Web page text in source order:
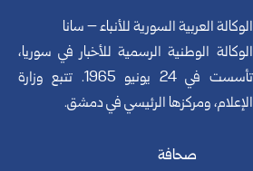
الوكالة العربية السورية للأنباء – سانا
الوكالة الوطنية الرسمية للأخبار في سوريا،
تأسست في 24 يونيو 1965. تتبع وزارة
الإعلام، ومركزها الرئيسي في دمشق.
صحافة